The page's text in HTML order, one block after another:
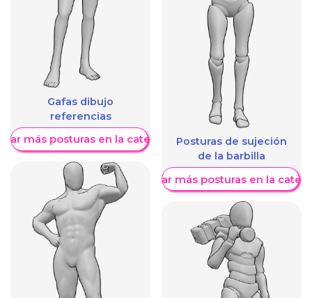
Gafas dibujo
referencias
más posturas en la categoríaPosturas de sujeción
de la barbilla
Mostrar más posturas en la